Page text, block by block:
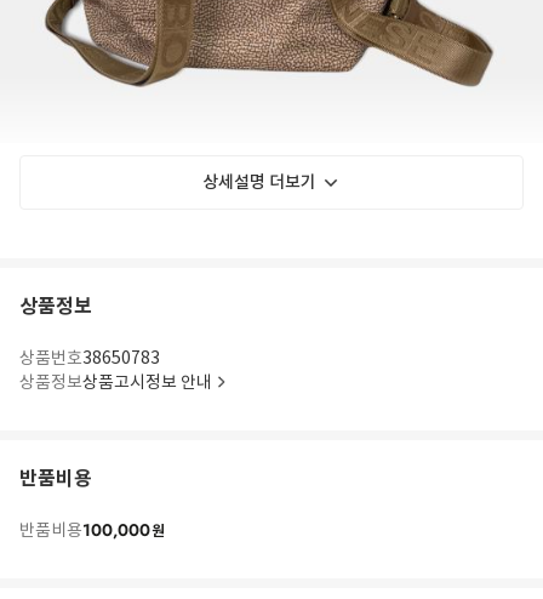
상세설명 더보기
상품정보
상품번호38650783
상품정보상품고시정보 안내
반품비용
반품비용100,000원